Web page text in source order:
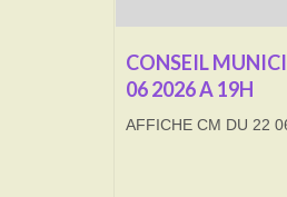
CONSEIL
06 2026 A 19H
AFFICHE CM DU 22